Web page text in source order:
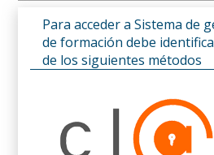
Para acceder a Sistema de
de formación debe
de los siguientes métodos